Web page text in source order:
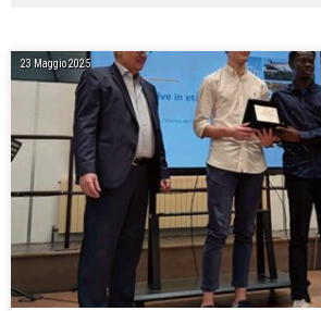
23 Maggio 2025